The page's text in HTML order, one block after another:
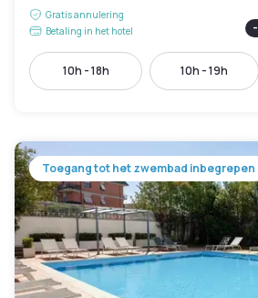
Gratis annulering
Betaling in het hotel
-
10h - 18h 10h - 19h
Toegang tot het zwembad inbegrepen